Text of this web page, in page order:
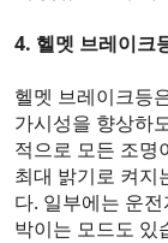
4. 헬멧 브레이크
헬멧 브레이크등
가시성을 향상하
적으로 모든 조명
최대 밝기로 켜지
다. 일부에는 운
박이는 모드도 있